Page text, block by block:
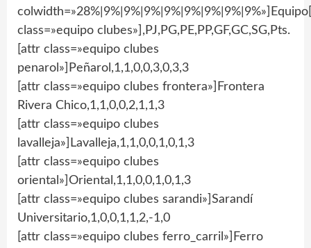
class=»equipo clubes»],PJ,PG,PE,PP,GF,GC,SG,Pts.
[attr class=»equipo clubes
penarol»]Peñarol,1,1,0,0,3,0,3,3
[attr class=»equipo clubes frontera»]Frontera
Rivera Chico,1,1,0,0,2,1,1,3
[attr class=»equipo clubes
lavalleja»]Lavalleja,1,1,0,0,1,0,1,3
[attr class=»equipo clubes
oriental»]Oriental,1,1,0,0,1,0,1,3
[attr class=»equipo clubes sarandi»]Sarandí
Universitario,1,0,0,1,1,2,-1,0
[attr class=»equipo clubes ferro_carril»]Ferro